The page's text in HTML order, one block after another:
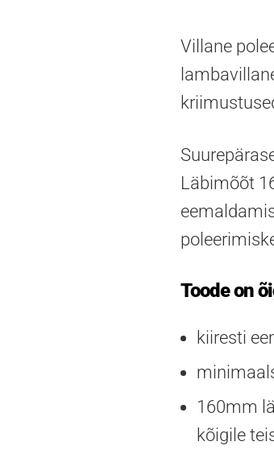
Villane
Läbimõõt
Toode on
kiiresti
160mm
kõigile